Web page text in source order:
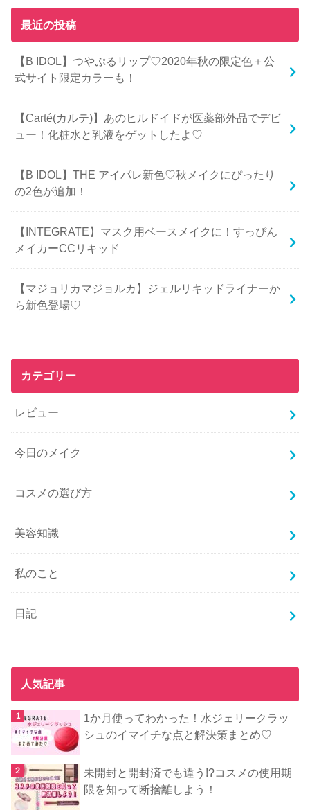
最近の投稿
【B IDOL】つやぷるリップ♡2020年秋の限定色＋公
式サイト限定カラーも！
【Carté(カルテ)】あのヒルドイドが医薬部外品でデビ
ュー！化粧水と乳液をゲットしたよ♡
【B IDOL】THE アイパレ新色♡秋メイクにぴったり
の2色が追加！
【INTEGRATE】マスク用ベースメイクに！すっぴん
メイカーCCリキッド
【マジョリカマジョルカ】ジェルリキッドライナーか
ら新色登場♡
カテゴリー
レビュー
今日のメイク
コスメの選び方
美容知識
私のこと
日記
人気記事
1か月使ってわかった！水ジェリークラッ
シュのイマイチな点と解決策まとめ♡
未開封と開封済でも違う!?コスメの使用期
限を知って断捨離しよう！